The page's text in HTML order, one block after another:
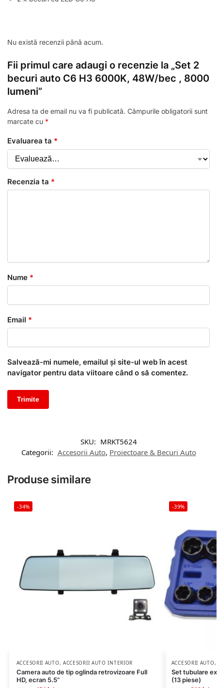
Nu există recenzii până acum.
Fii primul care adaugi o recenzie la „Set 2
becuri auto C6 H3 6000K, 48W/bec , 8000
lumeni”
Adresa ta de email nu va fi publicată. Câmpurile obligatorii sunt
marcate cu *
Evaluarea ta *
Recenzia ta *
Nume *
Email *
Salvează-mi numele, emailul și site-ul web în acest
navigator pentru data viitoare când o să comentez.
SKU: MRKT5624
Categorii: Accesorii Auto, Proiectoare & Becuri Auto
Produse similare
-34%
ACCESORII AUTO, ACCESORII AUTO INTERIOR
Camera auto de tip oglinda retrovizoare Full
HD, ecran 5.5”
-39%
ACCESORII AUTO
Set tubulare
(13 piese)